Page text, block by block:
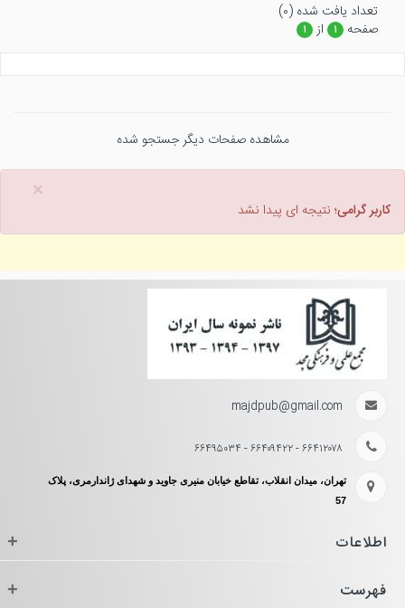
تعداد يافت شده (۰)
صفحه
۱ از ۱
مشاهده صفحات دیگر جستجو شده
×
کاربر گرامی؛ نتیجه ای پیدا نشد
majdpub@gmail.com
۶۶۴۱۲۰۷۸ - ۶۶۴۰۹۴۲۲ - ۶۶۴۹۵۰۳۴
تهران، میدان انقلاب، تقاطع خیابان منیری جاوید و شهدای ژاندارمری، پلاک
57
اطلاعات +
فهرست +